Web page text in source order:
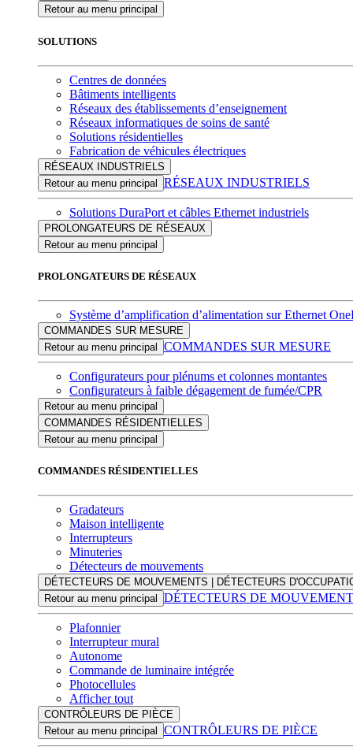
Retour au menu principal
SOLUTIONS
Centres de données
Bâtiments intelligents
Réseaux des établissements d’enseignement
Réseaux informatiques de soins de santé
Solutions résidentielles
Fabrication de véhicules électriques
RÉSEAUX INDUSTRIELS
Retour au menu principal RÉSEAUX INDUSTRIELS
Solutions DuraPort et câbles Ethernet industriels
PROLONGATEURS DE RÉSEAUX
Retour au menu principal
PROLONGATEURS DE RÉSEAUX
Système d’amplification d’alimentation sur Ethernet
COMMANDES SUR MESURE
Retour au menu principal
COMMANDES SUR MESURE
Configurateurs pour plénums et colonnes montantes
Configurateurs à faible dégagement de fumée/CPR
Retour au menu principal
COMMANDES RÉSIDENTIELLES
Retour au menu principal
COMMANDES RÉSIDENTIELLES
Gradateurs
Maison intelligente
Interrupteurs
Minuteries
Détecteurs de mouvements
DÉTECTEURS DE MOUVEMENTS | DÉTECTEURS
Retour au menu principal
DÉTECTEURS DE
Plafonnier
Interrupteur mural
Autonome
Commande de luminaire intégrée
Photocellules
Afficher tout
CONTRÔLEURS DE PIÈCE
Retour au menu principal
CONTRÔLEURS DE PIÈCE